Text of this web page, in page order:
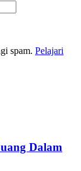
spam. Pelajari
Dalam